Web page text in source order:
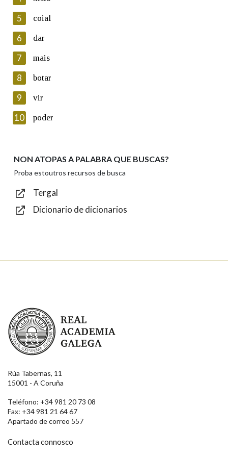
Lin e acepto as condicións da política de
Introduce o código que aparece na imaxe:
Texto de verificación
Enviar
5 coial
6 dar
7 mais
8 botar
9 vir
10 poder
NON ATOPAS A PALABRA QUE BUSCAS?
Proba estoutros recursos de busca
Tergal
Dicionario de dicionarios
Real Academia Galega
Rúa Tabernas, 11
15001 - A Coruña
Teléfono: +34 981 20 73 08
Fax: +34 981 21 64 67
Apartado de correo 557
Contacta connosco